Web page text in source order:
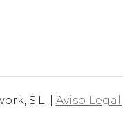
S.L. | Aviso